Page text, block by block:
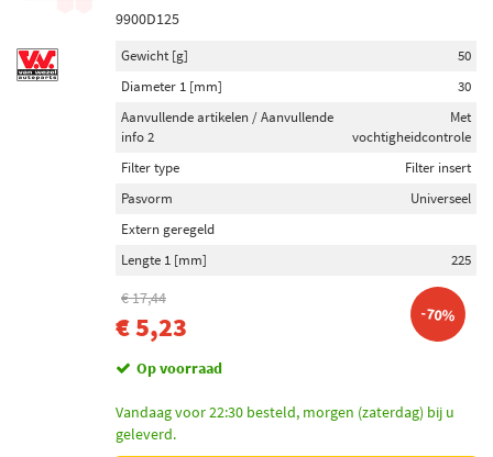
9900D125
Gewicht [g]
50
Diameter 1 [mm]
30
Aanvullende artikelen / Aanvullende
info 2
Met
vochtigheidcontrole
Filter type
Filter insert
Pasvorm
Universeel
Extern geregeld
Lengte 1 [mm]
225
€ 17,44
€ 5,23 -70%
Op voorraad
Vandaag voor 22:30 besteld, morgen (zaterdag) bij u
geleverd.